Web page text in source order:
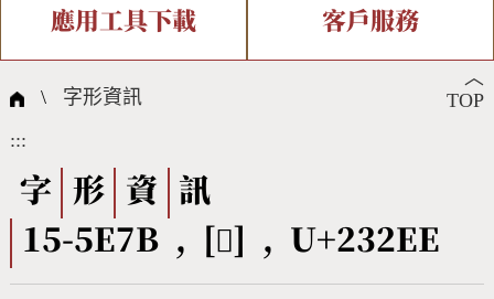
中文碼介紹 專有名詞介紹
國際字碼相關組織
複合查詢 注音查詢
筆畫查詢
筆順序查詢
CNS查詢 Unicode查詢
新字申請處理流程
字形即時顯示 造字解決方案
全字庫授權 轉碼Web Service
應用工具下載
個人電腦造字處理工具
字形下載
客戶服務
問題集
熱門查詢統計
︿
TOP
\ 字形資訊
:::
字 形 資
訊
15-5E7B , [𣋮] , U+232EE